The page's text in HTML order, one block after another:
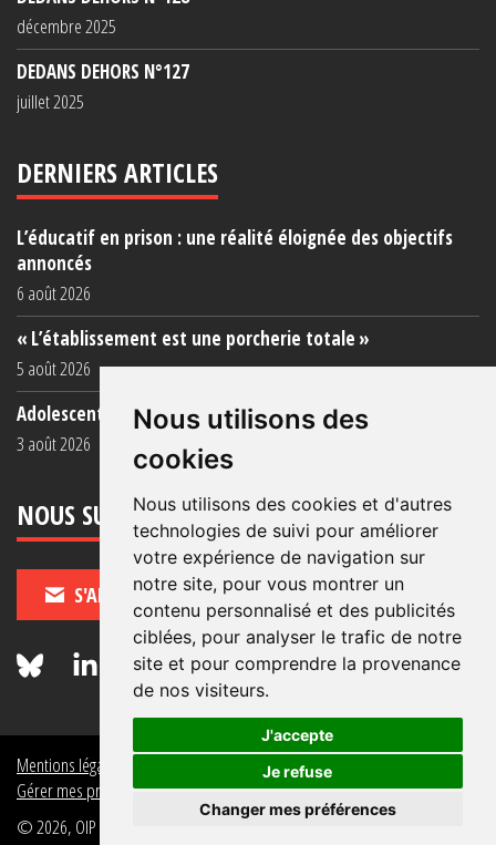
Nous utilisons des
cookies
Nous utilisons des cookies et d'autres
technologies de suivi pour améliorer
votre expérience de navigation sur
notre site, pour vous montrer un
contenu personnalisé et des publicités
ciblées, pour analyser le trafic de notre
site et pour comprendre la provenance
de nos visiteurs.
J'accepte
Je refuse
Changer mes préférences
décembre 2025
DEDANS DEHORS N°127
juillet 2025
DERNIERS ARTICLES
L’éducatif en prison : une réalité éloignée des objectifs
annoncés
6 août 2026
« L’établissement est une porcherie totale »
5 août 2026
Adolescent·es incarcéré·es : une faillite collective
3 août 2026
NOUS SUIVRE
S'ABONNER
Mentions légales
Politique de données personnelles
Gérer mes préférences de données personnelles
© 2026, OIP Section FR